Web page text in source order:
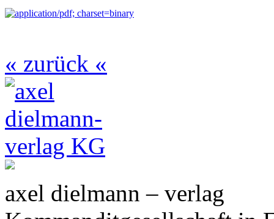
« zurück «
axel dielmann – verlag